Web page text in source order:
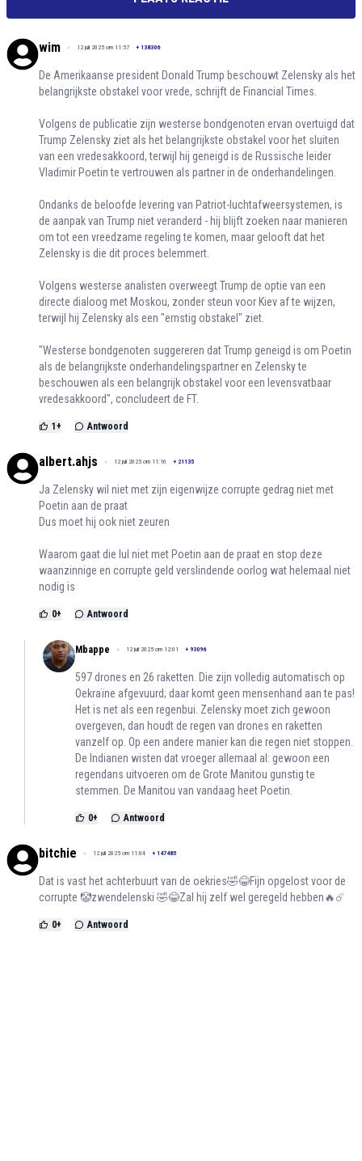
wim 12 juli 2025 om 11:57 + 138306
De Amerikaanse president Donald Trump beschouwt Zelensky als het
belangrijkste obstakel voor vrede, schrijft de Financial Times.
Volgens de publicatie zijn westerse bondgenoten ervan overtuigd dat
Trump Zelensky ziet als het belangrijkste obstakel voor het sluiten
van een vredesakkoord, terwijl hij geneigd is de Russische leider
Vladimir Poetin te vertrouwen als partner in de onderhandelingen.
Ondanks de beloofde levering van Patriot-luchtafweersystemen, is
de aanpak van Trump niet veranderd - hij blijft zoeken naar manieren
om tot een vreedzame regeling te komen, maar gelooft dat het
Zelensky is die dit proces belemmert.
Volgens westerse analisten overweegt Trump de optie van een
directe dialoog met Moskou, zonder steun voor Kiev af te wijzen,
terwijl hij Zelensky als een "ernstig obstakel" ziet.
"Westerse bondgenoten suggereren dat Trump geneigd is om Poetin
als de belangrijkste onderhandelingspartner en Zelensky te
beschouwen als een belangrijk obstakel voor een levensvatbaar
vredesakkoord", concludeert de FT.
1 + Antwoord
albert.ahjs 12 juli 2025 om 11:16 + 21135
Ja Zelensky wil niet met zijn eigenwijze corrupte gedrag niet met
Poetin aan de praat
Dus moet hij ook niet zeuren
Waarom gaat die lul niet met Poetin aan de praat en stop deze
waanzinnige en corrupte geld verslindende oorlog wat helemaal niet
nodig is
0+ Antwoord
Mbappe 12 juli 2025 om 12:01 + 93096
597 drones en 26 raketten. Die zijn volledig automatisch op
Oekraïne afgevuurd; daar komt geen mensenhand aan te pas!
Het is net als een regenbui. Zelensky moet zich gewoon
overgeven, dan houdt de regen van drones en raketten
vanzelf op. Op een andere manier kan die regen niet stoppen.
De Indianen wisten dat vroeger allemaal al: gewoon een
regendans uitvoeren om de Grote Manitou gunstig te
stemmen. De Manitou van vandaag heet Poetin.
0+ Antwoord
bitchie 12 juli 2025 om 11:04 + 147485
Dat is vast het achterbuurt van de oekries🤣😂Fijn opgelost voor de
corrupte 🤡zwendelenski 🤣😂Zal hij zelf wel geregeld hebben🔥☄️
0+ Antwoord